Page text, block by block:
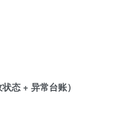
态 + 异常台账）